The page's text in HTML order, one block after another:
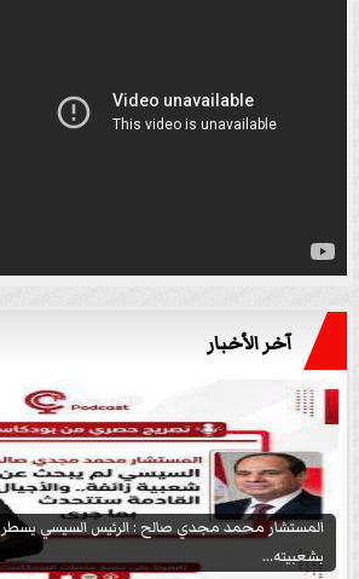
آخر الأخبار
المستشار محمد مجدي صالح : الرئيس السيسي
بشعبيته...